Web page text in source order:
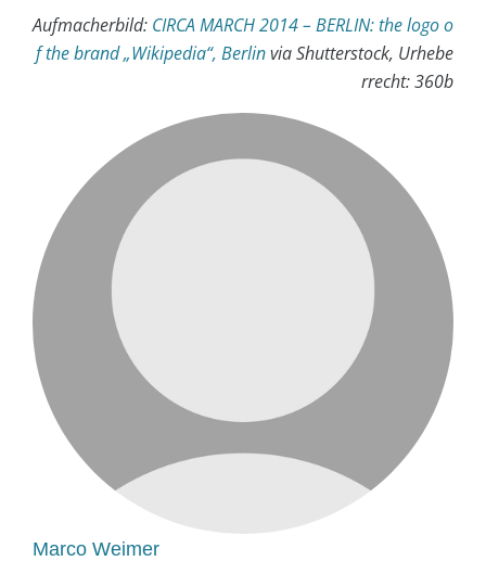
Aufmacherbild: CIRCA MARCH 2014 – BERLIN: the logo o
f the brand „Wikipedia“, Berlinvia Shutterstock, Urhebe
rrecht: 360b
Marco Weimer